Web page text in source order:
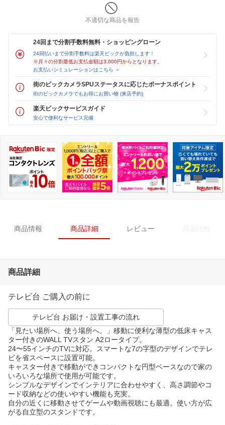
不適切な商品を報告
24回まで分割手数料無料・ショッピングローン
24回払いまで分割手数料は楽天ビックが負担します！
※月々の分割最低お支払金額は3,000円からとなります。
お支払いシミュレーションはこちら ＞
街のビックカメラSPUステータスに応じたボーナスポイント
街のビックカメラでもお得にお買い物 (来店予約)
楽天ビックサービスガイド
安心で便利なサービス完備
商品情報 商品詳細 レビュー
商品詳細
テレビ台 ご購入の前に
テレビ台 お届け・設置工事の流れ
「見たい場所へ、使う場所へ。」移動に便利な薄型の低床キャス
ター付きのWALL TVスタン A2ロータイプ。
24〜55インチのTVに対応。スマートな7の字型のデザインでテレ
ビを省スペースに設置可能。
キャスター付きで移動ができコンパクトな円型ベースなので家の
いろいろな場所で使用が可能です。
シンプルなデザインでインテリアに合わせやすく、高さ調節やコ
ード収納などの使いやすい機能も充実。
自分の近くに移動させてゲームや動画視聴にも最適。使い方が広
がる自立型のスタンドです。